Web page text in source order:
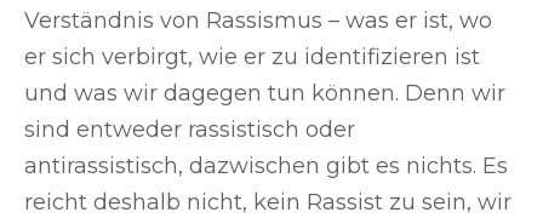
Verständnis von Rassismus – was er ist, wo
er sich verbirgt, wie er zu identifizieren ist
und was wir dagegen tun können. Denn wir
sind entweder rassistisch oder
antirassistisch, dazwischen gibt es nichts. Es
reicht deshalb nicht, kein Rassist zu sein, wir